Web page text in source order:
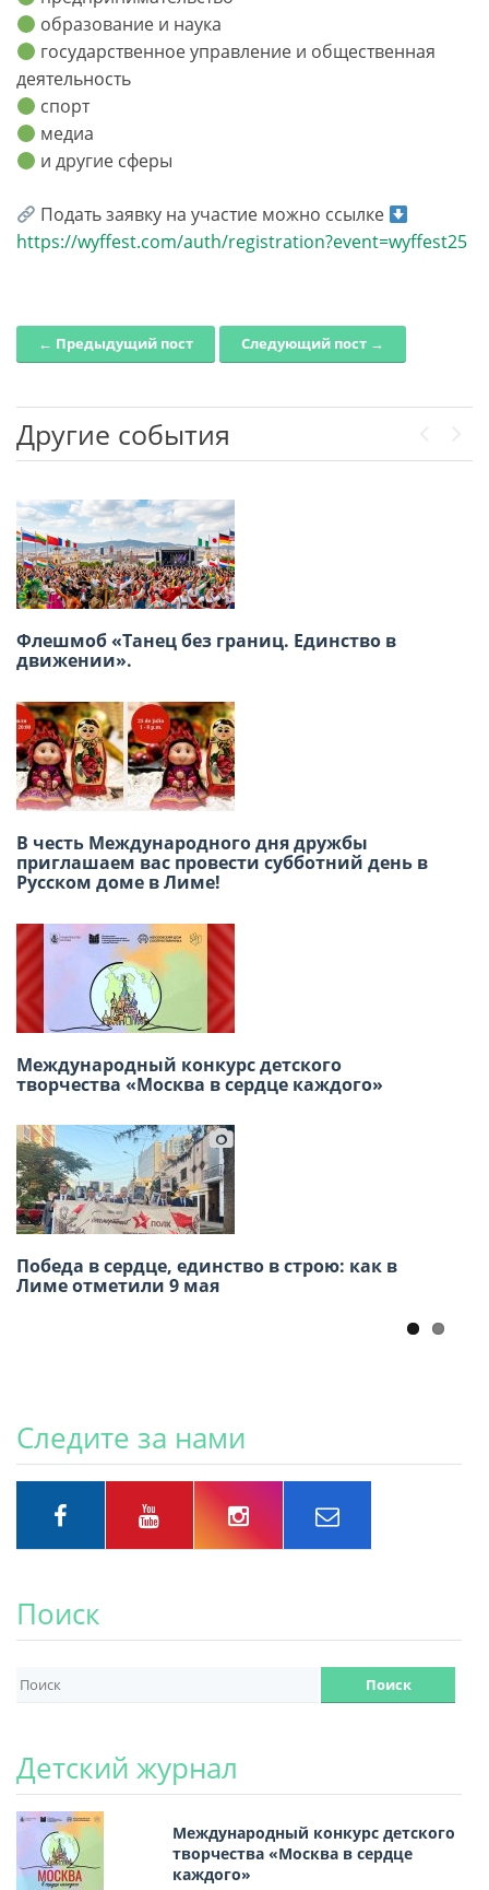
образование и наука
государственное управление и общественная
деятельность
спорт
медиа
и другие сферы
Подать заявку на участие можно ссылке
https://wyffest.com/auth/registration?event=wyffest25
Post navigation
← Предыдущий пост Следующий пост →
Другие события
Флешмоб «Танец без границ. Единство в
движении».
В честь Международного дня дружбы
приглашаем вас провести субботний день в
Русском доме в Лиме!
Международный конкурс детского
творчества «Москва в сердце каждого»
Победа в сердце, единство в строю: как в
Лиме отметили 9 мая
Приглашаем принять участие в Акции
«Бессмертный полк» 9 Мая
В Лиме отметили 140-летие татарского поэта
Габдуллы Тукая
«Тоня»: глубокая история о мужестве
тружениц тыла
Память через океан: Конкурс «История моей
семьи в истории Великой Отечественной
Следите за нами
Поиск
Детский журнал
Международный конкурс детского
творчества «Москва в сердце
каждого»